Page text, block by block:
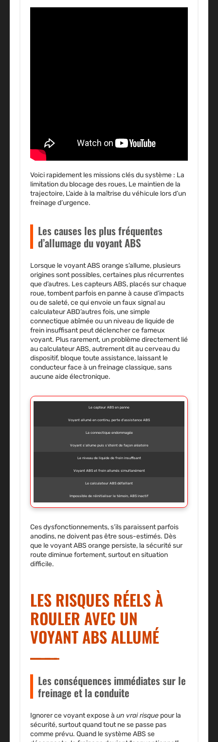
Voici rapidement les missions clés du système : La
limitation du blocage des roues, Le maintien de la
trajectoire, L’aide à la maîtrise du véhicule lors d’un
freinage d’urgence.
Les causes les plus fréquentes
d’allumage du voyant ABS
Lorsque le voyant ABS orange s’allume, plusieurs
origines sont possibles, certaines plus récurrentes
que d’autres. Les capteurs ABS, placés sur chaque
roue, tombent parfois en panne à cause d’impacts
ou de saleté, ce qui envoie un faux signal au
calculateur ABD’autres fois, une simple
connectique abîmée ou un niveau de liquide de
frein insuffisant peut déclencher ce fameux
voyant. Plus rarement, un problème directement lié
au calculateur ABS, autrement dit au cerveau du
dispositif, bloque toute assistance, laissant le
conducteur face à un freinage classique, sans
aucune aide électronique.
Le capteur ABS en panne
Voyant allumé en continu, perte d’assistance ABS
La connectique endommagée
Voyant s’allume puis s’éteint de façon aléatoire
Le niveau de liquide de frein insuffisant
Voyant ABS et frein allumés simultanément
Le calculateur ABS défaillant
Impossible de réinitialiser le témoin, ABS inactif
Ces dysfonctionnements, s’ils paraissent parfois
anodins, ne doivent pas être sous-estimés. Dès
que le voyant ABS orange persiste, la sécurité sur
route diminue fortement, surtout en situation
difficile.
LES RISQUES RÉELS À
ROULER AVEC UN
VOYANT ABS ALLUMÉ
Les conséquences immédiates sur le
freinage et la conduite
Ignorer ce voyant expose à un vrai risque pour la
sécurité, surtout quand tout ne se passe pas
comme prévu. Quand le système ABS se